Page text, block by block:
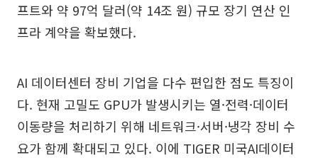
프트와 약 97억 달러(약 14조 원) 규모 장기 연산 인
프라 계약을 확보했다.
AI 데이터센터 장비 기업을 다수 편입한 점도 특징이
다. 현재 고밀도 GPU가 발생시키는 열·전력·데이터
이동량을 처리하기 위해 네트워크·서버·냉각 장비 수
요가 함께 확대되고 있다. 이에 TIGER 미국AI데이터